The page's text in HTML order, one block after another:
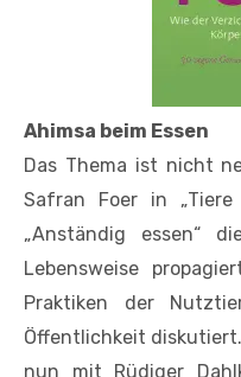
Ahimsa beim Essen
Das Thema ist nicht
Safran Foer in
„Anständig essen“
Lebensweise
Praktiken der
Öffentlichkeit
nun mit Rüdiger